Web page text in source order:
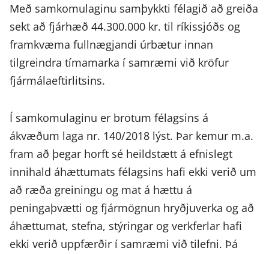
Með samkomulaginu samþykkti félagið að greiða
sekt að fjárhæð 44.300.000 kr. til ríkissjóðs og
framkvæma fullnægjandi úrbætur innan
tilgreindra tímamarka í samræmi við kröfur
fjármálaeftirlitsins.
Í samkomulaginu er brotum félagsins á
ákvæðum laga nr. 140/2018 lýst. Þar kemur m.a.
fram að þegar horft sé heildstætt á efnislegt
innihald áhættumats félagsins hafi ekki verið um
að ræða greiningu og mat á hættu á
peningaþvætti og fjármögnun hryðjuverka og að
áhættumat, stefna, stýringar og verkferlar hafi
ekki verið uppfærðir í samræmi við tilefni. Þá